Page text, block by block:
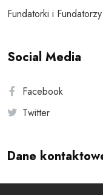
Fundatorki i Fundatorzy
Social Media
Facebook
Twitter
Dane